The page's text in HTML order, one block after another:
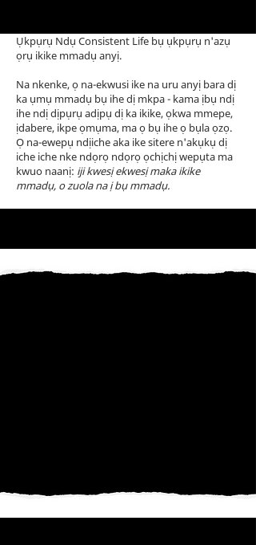
Ụkpụrụ Ndụ Consistent Life bụ ụkpụrụ n'azụ
ọrụ ikike mmadụ anyị.
Na nkenke, ọ na-ekwusi ike na uru anyị bara dị
ka ụmụ mmadụ bụ ihe dị mkpa - kama ịbụ ndị
ihe ndị dịpụrụ adịpụ dị ka ikike, ọkwa mmepe,
ịdabere, ikpe ọmụma, ma ọ bụ ihe ọ bụla ọzọ.
Ọ na-ewepụ ndịiche aka ike sitere n'akụkụ dị
iche iche nke ndọrọ ndọrọ ọchịchị wepụta ma
kwuo naanị: iji kwesị ekwesị maka ikike
mmadụ, o zuola na ị bụ mmadụ.